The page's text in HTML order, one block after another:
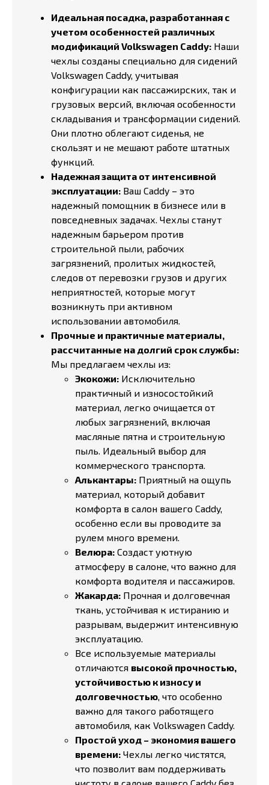
Идеальная посадка, разработанная с
учетом особенностей различных
модификаций Volkswagen Caddy: Наши
чехлы созданы специально для сидений
Volkswagen Caddy, учитывая
конфигурации как пассажирских, так и
грузовых версий, включая особенности
складывания и трансформации сидений.
Они плотно облегают сиденья, не
скользят и не мешают работе штатных
функций.
Надежная защита от интенсивной
эксплуатации: Ваш Caddy – это
надежный помощник в бизнесе или в
повседневных задачах. Чехлы станут
надежным барьером против
строительной пыли, рабочих
загрязнений, пролитых жидкостей,
следов от перевозки грузов и других
неприятностей, которые могут
возникнуть при активном
использовании автомобиля.
Прочные и практичные материалы,
рассчитанные на долгий срок службы:
Мы предлагаем чехлы из:
Экокожи: Исключительно
практичный и износостойкий
материал, легко очищается от
любых загрязнений, включая
масляные пятна и строительную
пыль. Идеальный выбор для
коммерческого транспорта.
Алькантары: Приятный на ощупь
материал, который добавит
комфорта в салон вашего Caddy,
особенно если вы проводите за
рулем много времени.
Велюра: Создаст уютную
атмосферу в салоне, что важно для
комфорта водителя и пассажиров.
Жакарда: Прочная и долговечная
ткань, устойчивая к истиранию и
разрывам, выдержит интенсивную
эксплуатацию.
Все используемые материалы
отличаются высокой прочностью,
устойчивостью к износу и
долговечностью, что особенно
важно для такого работящего
автомобиля, как Volkswagen Caddy.
Простой уход – экономия вашего
времени: Чехлы легко чистятся,
что позволит вам поддерживать